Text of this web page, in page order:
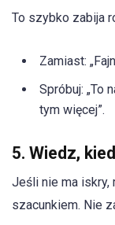
To szybko zabija
Zamiast:
Spróbuj: „To
tym więcej”.
5. Wiedz,
Jeśli nie ma iskry,
szacunkiem. Nie